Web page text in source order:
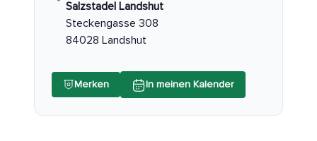
Salzstadel Landshut
Steckengasse 308
84028 Landshut
Merken In meinen Kalender